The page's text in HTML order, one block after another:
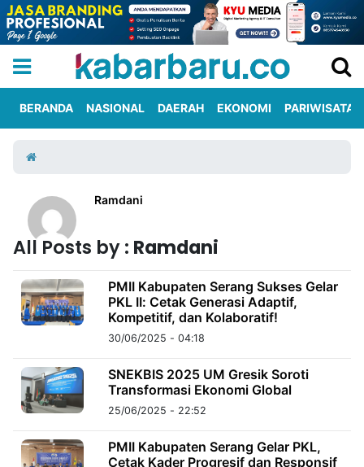
Iklan
Berita
Kami
Berita
Nasional
International
Olahraga
Entertainment
Daerah
Pariwisata
Kuliner
Kolom
Network
MULTIMEDIA
INDONESIA
Partner
BERANDA NASIONAL DAERAH EKONOMI PARIWISATA
Ramdani
All Posts by : Ramdani
PMII Kabupaten Serang Sukses Gelar
PKL II: Cetak Generasi Adaptif,
Kompetitif, dan Kolaboratif!
30/06/2025 - 04:18
SNEKBIS 2025 UM Gresik Soroti
Transformasi Ekonomi Global
25/06/2025 - 22:52
PMII Kabupaten Serang Gelar PKL,
Cetak Kader Progresif dan Responsif